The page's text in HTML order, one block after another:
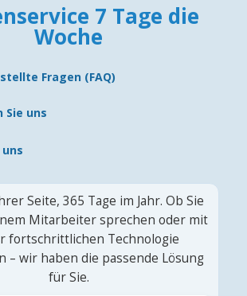
7 Tage die
Woche
Fragen (FAQ)
Sie uns
Seite, 365 Tage im Jahr. Ob Sie
Mitarbeiter sprechen oder mit
fortschrittlichen Technologie
– wir haben die passende Lösung
für Sie.